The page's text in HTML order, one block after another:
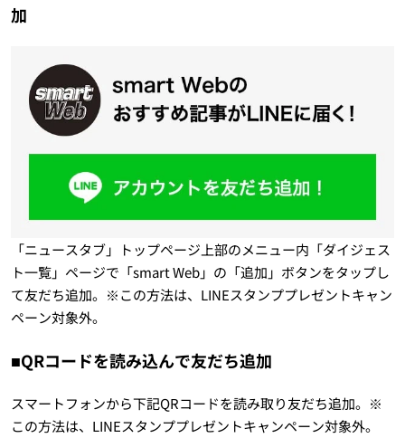
加
「ニュースタブ」トップページ上部のメニュー内「ダイジェス
ト一覧」ページで「smart Web」の「追加」ボタンをタップし
て友だち追加。※この方法は、LINEスタンププレゼントキャン
ペーン対象外。
■QRコードを読み込んで友だち追加
スマートフォンから下記QRコードを読み取り友だち追加。※
この方法は、LINEスタンププレゼントキャンペーン対象外。